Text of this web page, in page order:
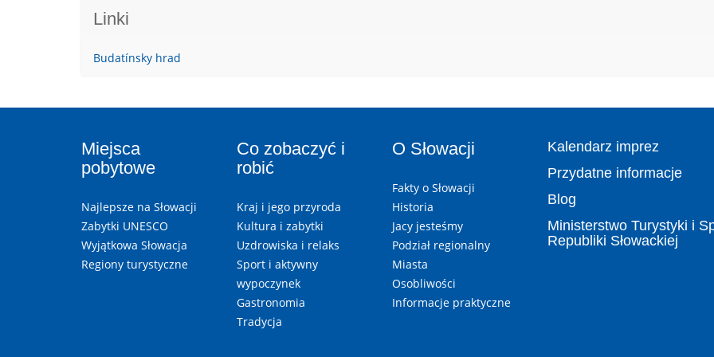
Linki
Budatínsky hrad
Miejsca
pobytowe
Najlepsze na Słowacji
Zabytki UNESCO
Wyjątkowa Słowacja
Regiony turystyczne
Co zobaczyć i
robić
Kraj i jego przyroda
Kultura i zabytki
Uzdrowiska i relaks
Sport i aktywny
wypoczynek
Gastronomia
Tradycja
O Słowacji
Fakty o Słowacji
Historia
Jacy jesteśmy
Podział regionalny
Miasta
Osobliwości
Informacje praktyczne
Kalendarz imprez
Przydatne informacje
Blog
Ministerstwo Turystyki i
Republiki Słowackiej